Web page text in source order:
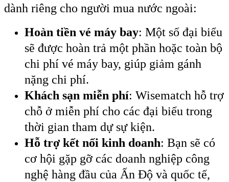
dành riêng cho người mua nước ngoài:
Hoàn tiền vé máy bay: Một số đại biểu
sẽ được hoàn trả một phần hoặc toàn bộ
chi phí vé máy bay, giúp giảm gánh
nặng chi phí.
Khách sạn miễn phí: Wisematch hỗ trợ
chỗ ở miễn phí cho các đại biểu trong
thời gian tham dự sự kiện.
Hỗ trợ kết nối kinh doanh: Bạn sẽ có
cơ hội gặp gỡ các doanh nghiệp công
nghệ hàng đầu của Ấn Độ và quốc tế,